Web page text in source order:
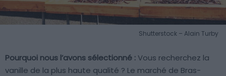
Shutterstock – Alain Turby
Pourquoi nous l’avons sélectionné :Vous recherchez la
vanille de la plus haute qualité ? Le marché de Bras-